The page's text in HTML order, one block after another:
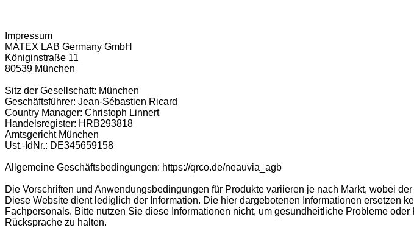
Impressum
MATEX LAB Germany GmbH
Königinstraße 11
80539 München
Sitz der Gesellschaft: München
Geschäftsführer: Jean-Sébastien Ricard
Country Manager: Christoph Linnert
Handelsregister: HRB293818
Amtsgericht München
Ust.-IdNr.: DE345659158
Allgemeine Geschäftsbedingungen: https://qrco.de/neauvia_agb
Die Vorschriften und Anwendungsbedingungen für Produkte variieren je nach Markt, wobei
Diese Website dient lediglich der Information. Die hier dargebotenen Informationen ersetzen
Fachpersonals. Bitte nutzen Sie diese Informationen nicht, um gesundheitliche Probleme
Rücksprache zu halten.